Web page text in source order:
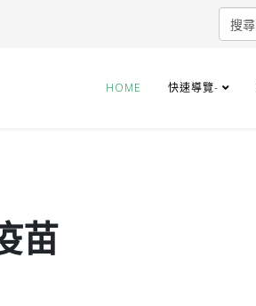
HOME 快速導覽-
苗